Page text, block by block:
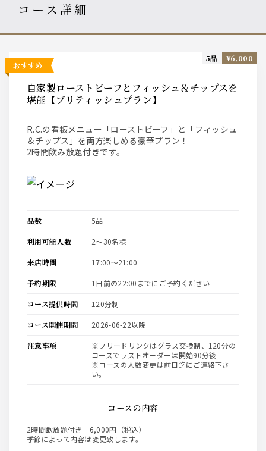
コース詳細
おすすめ
自家製ローストビーフとフィッシュ＆チップスを
堪能【ブリティッシュプラン】
R.C.の看板メニュー「ローストビーフ」と「フィッシュ
＆チップス」を両方楽しめる豪華プラン！
2時間飲み放題付きです。
5品 ¥6,000
コースの内容
2時間飲放題付き 6,000円（税込）
季節によって内容は変更致します。
品数 5品
利用可能人数 2〜30名様
来店時間 17:00〜21:00
予約期限 1日前の22:00までにご予約ください
コース提供時間 120分制
コース開催期間 2026-06-22以降
注意事項
※フリードリンクはグラス交換制、120分の
コースでラストオーダーは開始90分後
※コースの人数変更は前日迄にご連絡下さ
い。